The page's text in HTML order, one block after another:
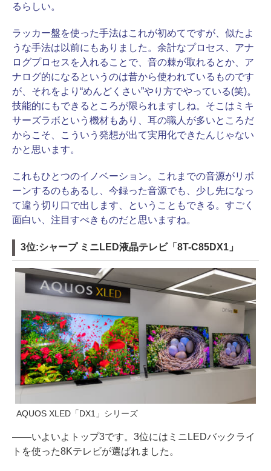
るらしい。
ラッカー盤を使った手法はこれが初めてですが、似たよ
うな手法は以前にもありました。余計なプロセス、アナ
ログプロセスを入れることで、音の棘が取れるとか、ア
ナログ的になるというのは昔から使われているものです
が、それをより“めんどくさい”やり方でやっている(笑)。
技能的にもできるところが限られますしね。そこはミキ
サーズラボという機材もあり、耳の職人が多いところだ
からこそ、こういう発想が出て実用化できたんじゃない
かと思います。
これもひとつのイノベーション。これまでの音源がリボ
ーンするのもあるし、今録った音源でも、少し先になっ
て違う切り口で出します、ということもできる。すごく
面白い、注目すべきものだと思いますね。
3位:シャープ ミニLED液晶テレビ「8T-C85DX1」
AQUOS XLED「DX1」シリーズ
――いよいよトップ3です。3位にはミニLEDバックライ
トを使った8Kテレビが選ばれました。